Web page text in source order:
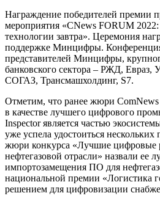
Награждение победителей премии
мероприятия «CNews FORUM
технологии завтра». Церемония
поддержке Минцифры.
представителей Минцифры,
банковского сектора – РЖД, Евраз,
СОГАЗ, Трансмашхолдинг, S7.
Отметим, что ранее жюри
в качестве лучшего цифрового
Inspector является частью
уже успела удостоиться
жюри конкурса «Лучшие цифровые
нефтегазовой отрасли» назвали ее
импортозамещения ПО для
национальной премии «Логистика
решением для цифровизации